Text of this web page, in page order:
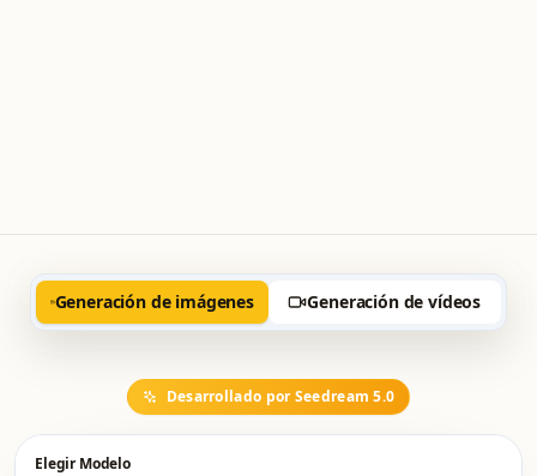
Generación de imágenes Generación de vídeos
Desarrollado por Seedream 5.0
Elegir Modelo